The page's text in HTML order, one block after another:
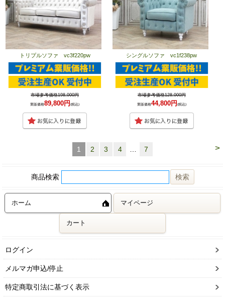
トリプルソファ vc3f220pw
市場参考価格198,000円
業販価格89,800円(税込)
シングルソファ vc1f238pw
市場参考価格128,000円
業販価格44,800円(税込)
>
1 2 3 4 7
商品検索
ホーム マイページ
カート
ログイン
メルマガ申込/停止
特定商取引法に基づく表示